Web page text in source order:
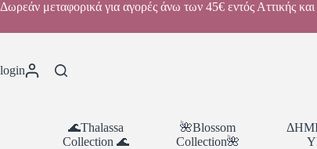
Δωρεάν μεταφορικά για αγορές άνω των 45€ εντός Αττικής
login
🌊Thalassa
Collection 🌊
🌺Blossom
Collection🌺